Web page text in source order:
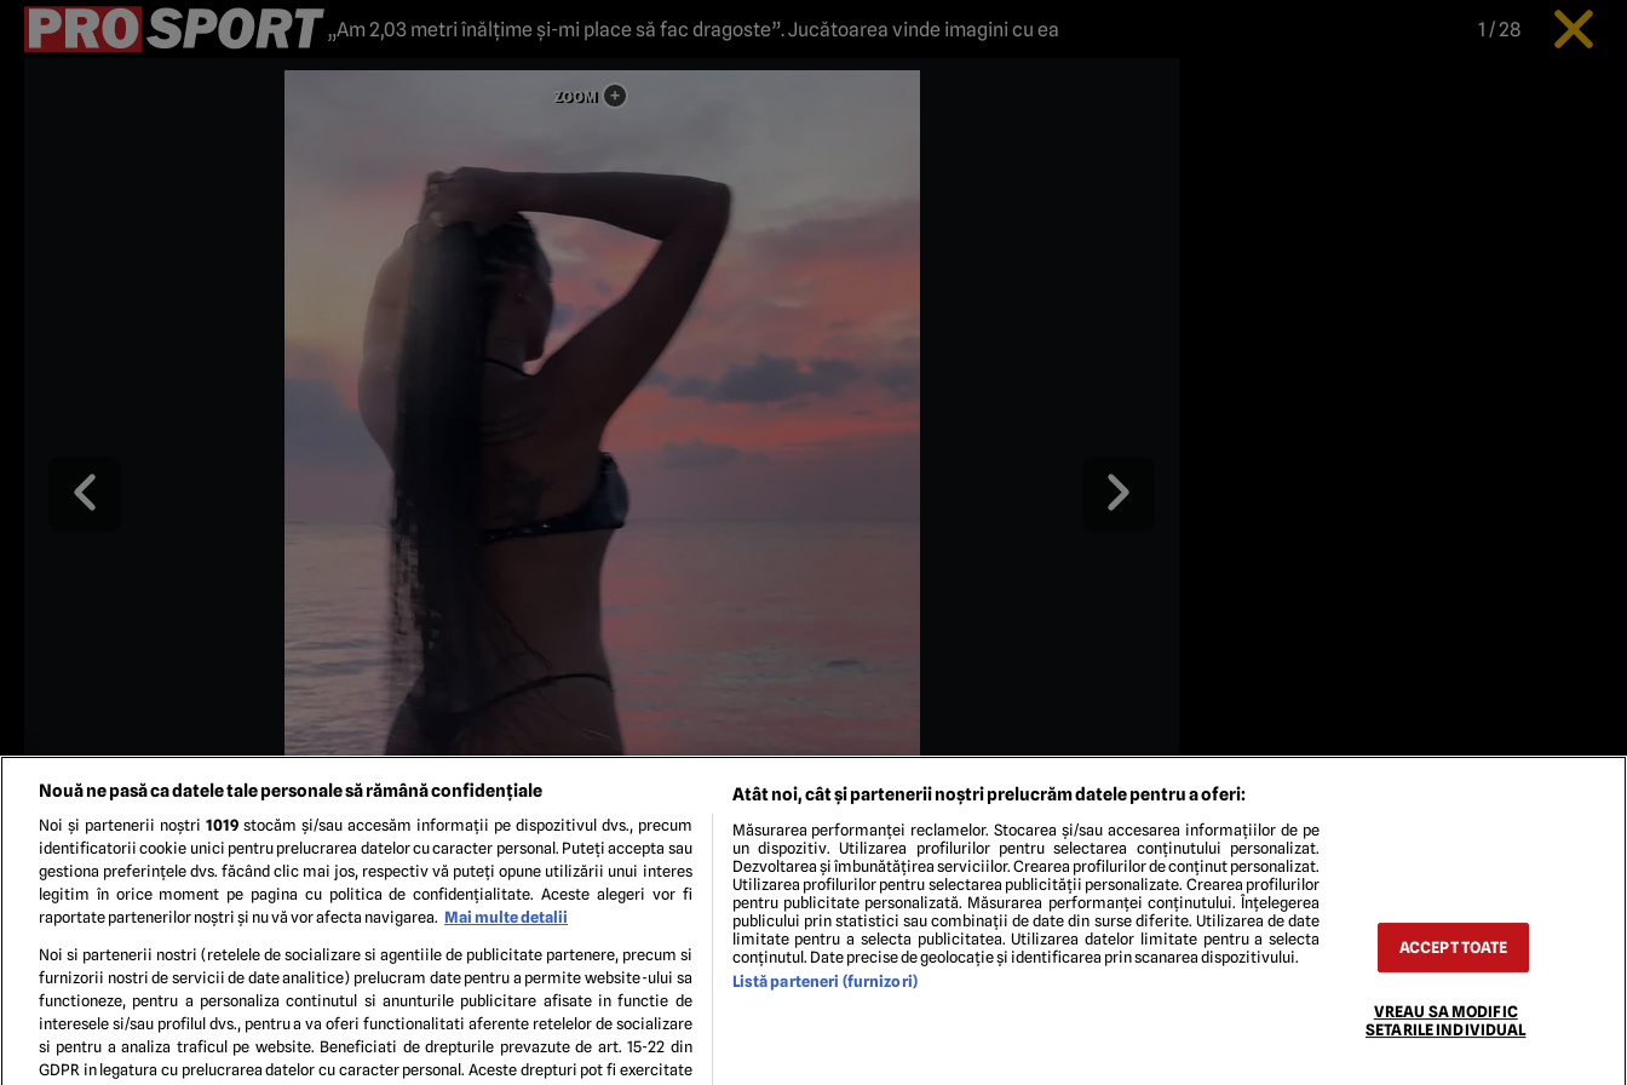
„Am 2,03 metri înălțime și-mi place să fac dragoste”. Jucătoarea vinde imagini cu ea 1 /28
TERMENI ȘI CONDIȚIIPOLITICA DE CONFIDENTIALITATE
Nouă ne pasă ca datele tale personale să rămână confidențiale
Noi și partenerii noștri 1019stocăm și/sau accesăm informații pe dispozitivul dvs., precum
identificatorii cookie unici pentru prelucrarea datelor cu caracter personal. Puteți accepta sau
gestiona preferințele dvs. făcând clic mai jos, respectiv vă puteți opune utilizării unui interes
legitim în orice moment pe pagina cu politica de confidențialitate. Aceste alegeri vor fi
raportate partenerilor noștri și nu vă vor afecta navigarea. Mai multe detalii
Noi si partenerii nostri (retelele de socializare si agentiile de publicitate partenere, precum si
furnizorii nostri de servicii de date analitice) prelucram date pentru a permite website-ului sa
functioneze, pentru a personaliza continutul si anunturile publicitare afisate in functie de
interesele si/sau profilul dvs., pentru a va oferi functionalitati aferente retelelor de socializare
si pentru a analiza traficul pe website. Beneficiati de drepturile prevazute de art. 15-22 din
GDPR in legatura cu prelucrarea datelor cu caracter personal. Aceste drepturi pot fi exercitate
Atât noi, cât și partenerii noștri prelucrăm datele pentru a oferi:
Măsurarea performanței reclamelor. Stocarea și/sau accesarea informațiilor de pe
un dispozitiv. Utilizarea profilurilor pentru selectarea conținutului personalizat.
Dezvoltarea și îmbunătățirea serviciilor. Crearea profilurilor de conținut personalizat.
Utilizarea profilurilor pentru selectarea publicității personalizate. Crearea profilurilor
pentru publicitate personalizată. Măsurarea performanței conținutului. Înțelegerea
publicului prin statistici sau combinații de date din surse diferite. Utilizarea de date
limitate pentru a selecta publicitatea. Utilizarea datelor limitate pentru a selecta
conținutul. Date precise de geolocație și identificarea prin scanarea dispozitivului.
Listă parteneri (furnizori)
ACCEPT TOATE
VREAU SA MODIFIC
SETARILE INDIVIDUAL